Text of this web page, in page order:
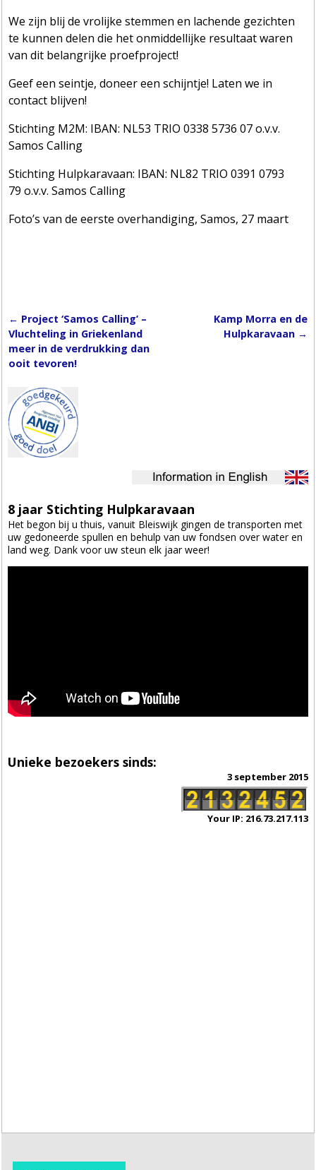
We zijn blij de vrolijke stemmen en lachende gezichten
te kunnen delen die het onmiddellijke resultaat waren
van dit belangrijke proefproject!
Geef een seintje, doneer een schijntje! Laten we in
contact blijven!
Stichting M2M: IBAN: NL53 TRIO 0338 5736 07 o.v.v.
Samos Calling
Stichting Hulpkaravaan: IBAN: NL82 TRIO 0391 0793
79 o.v.v. Samos Calling
Foto’s van de eerste overhandiging, Samos, 27 maart
Post navigation
← Project ‘Samos Calling’ –
Vluchteling in Griekenland
meer in de verdrukking dan
ooit tevoren!
Kamp Morra en de
Hulpkaravaan →
8 jaar Stichting Hulpkaravaan
Het begon bij u thuis, vanuit Bleiswijk gingen de transporten met
uw gedoneerde spullen en behulp van uw fondsen over water en
land weg. Dank voor uw steun elk jaar weer!
Unieke bezoekers sinds:
3 september 2015
Your IP: 216.73.217.113